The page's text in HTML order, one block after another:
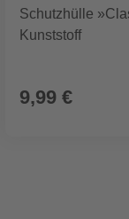
Schutzhülle
Kunststoff
9,99 €